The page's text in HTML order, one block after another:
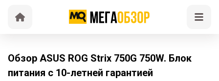
Обзор ASUS ROG Strix 750G 750W. Блок
питания с 10-летней гарантией